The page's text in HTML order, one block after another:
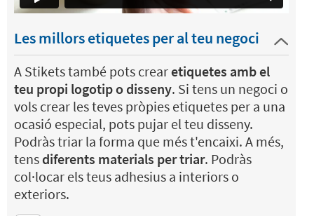
Les millors etiquetes per al teu negoci
A Stikets també pots crearetiquetes amb el
teu propi logotip o disseny. Si tens un negoci o
vols crear les teves pròpies etiquetes per a una
ocasió especial, pots pujar el teu disseny.
Podràs triar la forma que més t'encaixi. A més,
tens diferents materials per triar. Podràs
col·locar els teus adhesius a interiors o
exteriors.